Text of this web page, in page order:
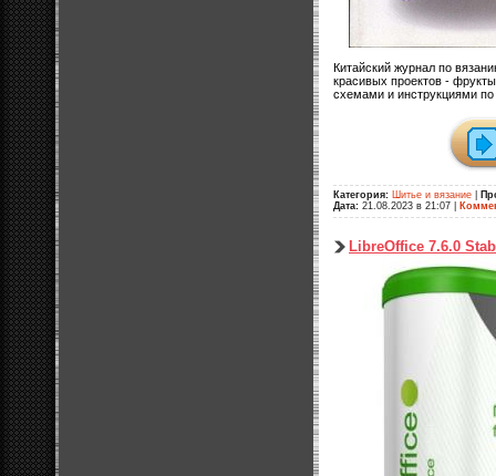
Китайский журнал по
красивых проектов -
схемами и инструкциями
Категория: Шитье и вязание
Дата: 21.08.2023 в 21:07
LibreOffice 7.6.0